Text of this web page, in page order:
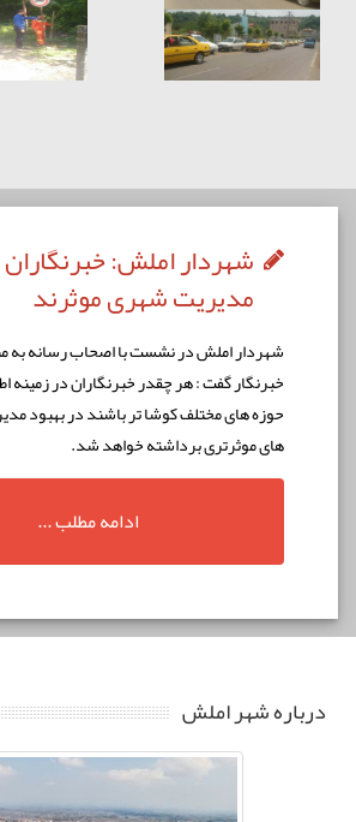
شهردار املش:
مدیریت شهری موثرند
شهردار املش در نشست با اصحاب رسانه به
خبرنگار گفت : هر چقدر خبرنگاران در زمینه
حوزه های مختلف کوشا تر باشند در بهبود
های موثرتری برداشته خواهد شد.
ادامه مطلب ...
درباره شهر املش